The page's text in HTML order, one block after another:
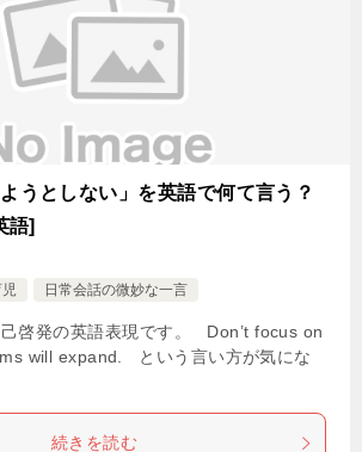
うとしない」を英語で何て言う？
語]
日常会話の微妙な一言
啓発の英語表現です。 Don’t focus on
will expand. という言い方が気にな
続きを読む